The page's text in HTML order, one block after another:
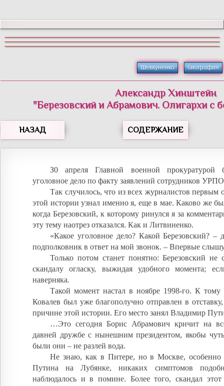
Шевкуненко биография
Александр Хинштейн
"Березовский и Абрамович. Олигархи с
НАЗАД СОДЕРЖАНИЕ
З0 апреля Главной военной прокуратурой
уголовное дело по факту заявлений сотрудников
Так случилось, что из всех журналистов первым
этой истории узнал именно я, еще в мае. Каково же
когда Березовский, к которому ринулся я за
эту тему наотрез отказался. Как и Литвиненко.
«Какое уголовное дело? Какой Березовский? –
подполковник в ответ на мой звонок. – Впервые
Только потом станет понятно: Березовский не
скандалу огласку, выжидая удобного момента;
наверняка.
Такой момент настал в ноябре 1998-го. К
Ковалев был уже благополучно отправлен в
причине этой истории. Его место занял Владимир
…Это сегодня Борис Абрамович кричит на
давней дружбе с нынешним президентом, якобы
были они – не разлей вода.
Не знаю, как в Питере, но в Москве,
Путина на Лубянке, никаких симптомов
наблюдалось и в помине. Более того, скандал